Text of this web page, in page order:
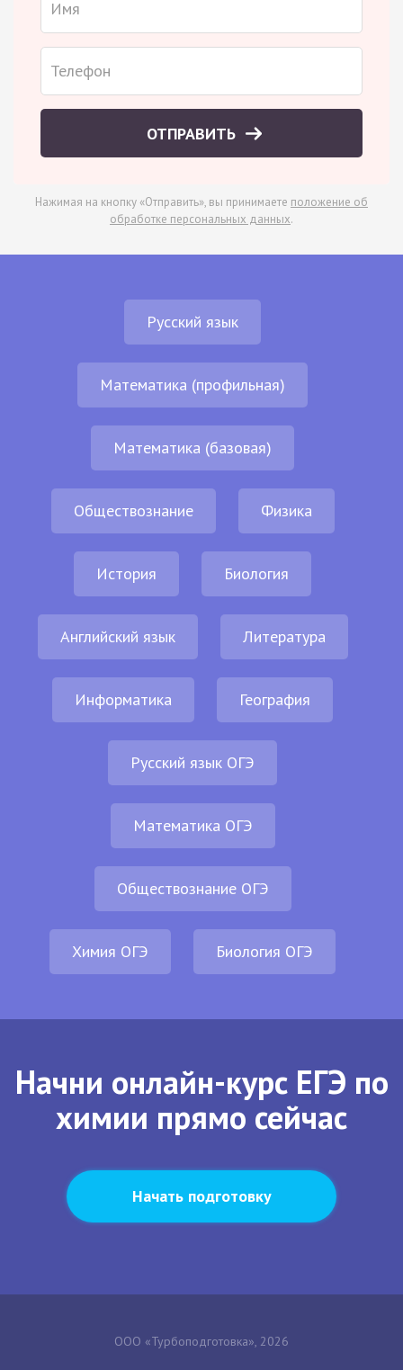
ОТПРАВИТЬ
Нажимая на кнопку «Отправить», вы принимаете положение об
обработке персональных данных.
Русский язык
Математика (профильная)
Математика (базовая)
Обществознание Физика
История Биология
Английский язык Литература
Информатика География
Русский язык ОГЭ
Математика ОГЭ
Обществознание ОГЭ
Химия ОГЭ Биология ОГЭ
Начни онлайн-курс ЕГЭ по
химии прямо сейчас
Начать подготовку
ООО «Турбоподготовка», 2026